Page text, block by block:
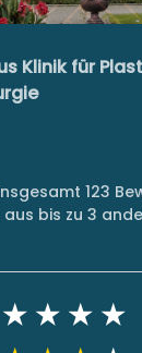
Klinik für
123
bis zu 3